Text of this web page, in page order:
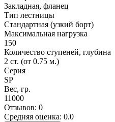
Закладная, фланец
Тип лестницы
Стандартная (узкий борт)
Максимальная нагрузка
150
Количество ступеней, глубина
2 ст. (от 0.75 м.)
Серия
SP
Вес, гр.
11000
Отзывов: 0
Средняя оценка: 0.0